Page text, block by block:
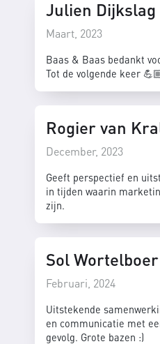
Julien Dijkslag
Maart, 2023
Baas & Baas bedankt
Tot de volgende keer
Rogier van
December, 2023
Geeft perspectief en
in tijden waarin
zijn.
Sol Wortelboer
Februari, 2024
Uitstekende
en communicatie met
gevolg. Grote bazen :)